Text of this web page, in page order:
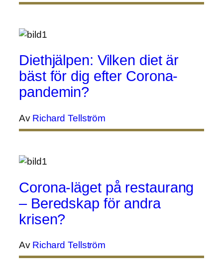
Diethjälpen: Vilken diet är
bäst för dig efter Corona-
pandemin?
Av Richard Tellström
Corona-läget på restaurang
– Beredskap för andra
krisen?
Av Richard Tellström